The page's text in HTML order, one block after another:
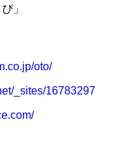
」
oto/
_sites/16783297